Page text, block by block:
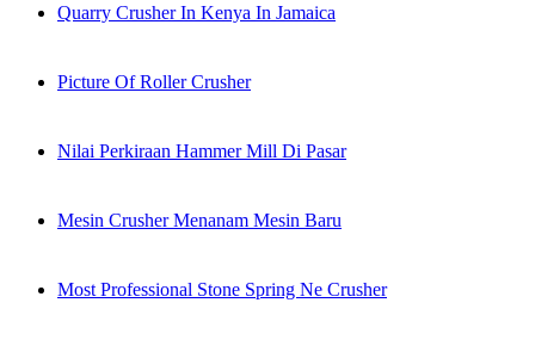
Quarry Crusher In Kenya In Jamaica
Picture Of Roller Crusher
Nilai Perkiraan Hammer Mill Di Pasar
Mesin Crusher Menanam Mesin Baru
Most Professional Stone Spring Ne Crusher